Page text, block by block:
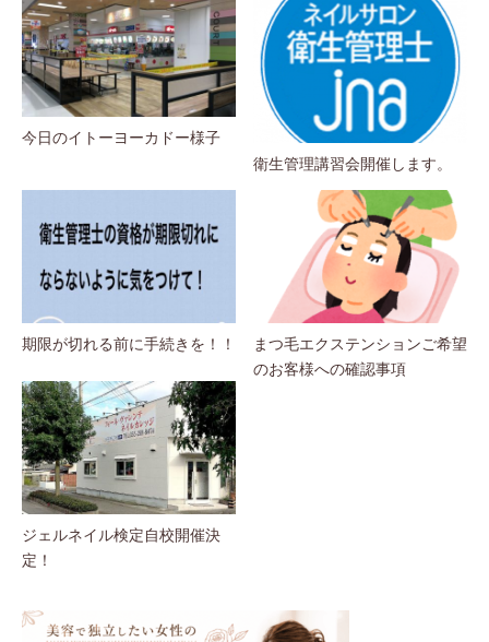
今日のイトーヨーカドー様子
衛生管理講習会開催します。
期限が切れる前に手続きを！！
まつ毛エクステンションご希望
のお客様への確認事項
ジェルネイル検定自校開催決
定！